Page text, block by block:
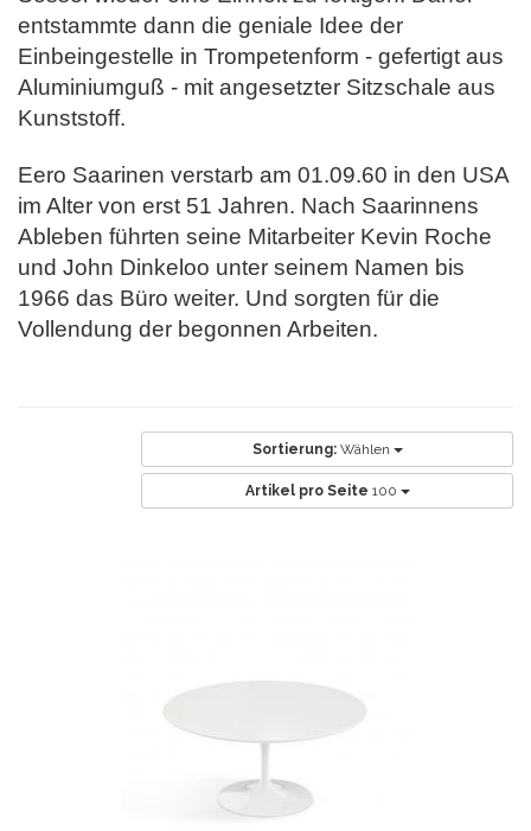
entstammte dann die geniale Idee der
Einbeingestelle in Trompetenform - gefertigt aus
Aluminiumguß - mit angesetzter Sitzschale aus
Kunststoff.
Eero Saarinen verstarb am 01.09.60 in den USA
im Alter von erst 51 Jahren. Nach Saarinnens
Ableben führten seine Mitarbeiter Kevin Roche
und John Dinkeloo unter seinem Namen bis
1966 das Büro weiter. Und sorgten für die
Vollendung der begonnen Arbeiten.
Sortierung: Wählen
Artikel pro Seite 100